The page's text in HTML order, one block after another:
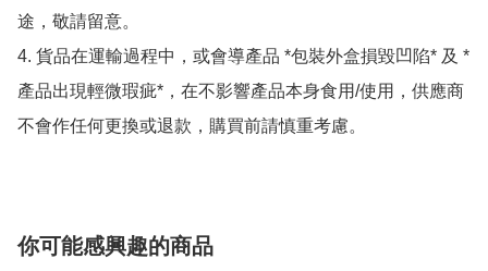
途，敬請留意。
4. 貨品在運輸過程中，或會導產品 *包裝外盒損毀凹陷* 及 *
產品出現輕微瑕疵*，在不影響產品本身食用/使用，供應商
不會作任何更換或退款，購買前請慎重考慮。
你可能感興趣的商品